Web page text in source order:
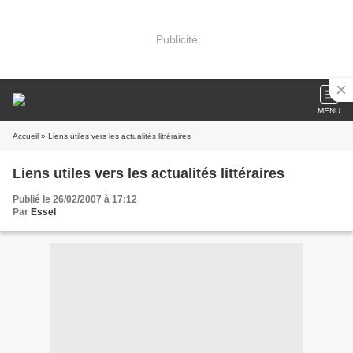
Publicité
MENU
Accueil » Liens utiles vers les actualités littéraires
Liens utiles vers les actualités littéraires
Publié le 26/02/2007 à 17:12
Par Essel